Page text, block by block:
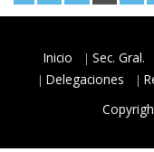
Inicio Sec. Gral.
Delegaciones